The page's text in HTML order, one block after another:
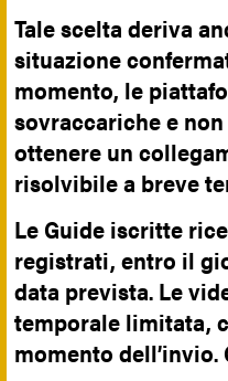
Tale scelta deriva
situazione
momento, le
sovraccariche e
ottenere un
risolvibile a breve
Le Guide iscritte
registrati, entro il
data prevista. Le
temporale limitata,
momento dell’invio.